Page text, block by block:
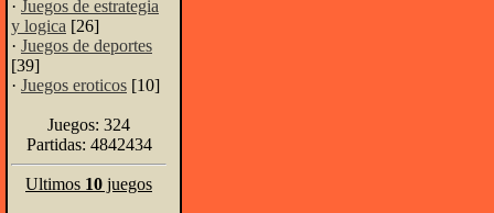
· Juegos de estrategia
y logica [26]
· Juegos de deportes
[39]
· Juegos eroticos [10]
Juegos: 324
Partidas: 4842434
Ultimos 10 juegos